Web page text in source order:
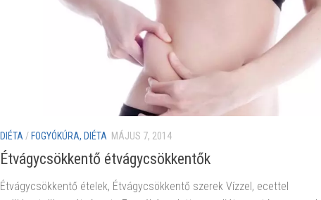
DIÉTA / FOGYÓKÚRA, DIÉTA MÁJUS 7, 2014
Étvágycsökkentő étvágycsökkentők
Étvágycsökkentő ételek, Étvágycsökkentő szerek Vízzel, ecettel